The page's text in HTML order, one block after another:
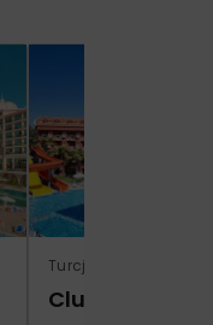
Turcja / Riwiera
Club Side